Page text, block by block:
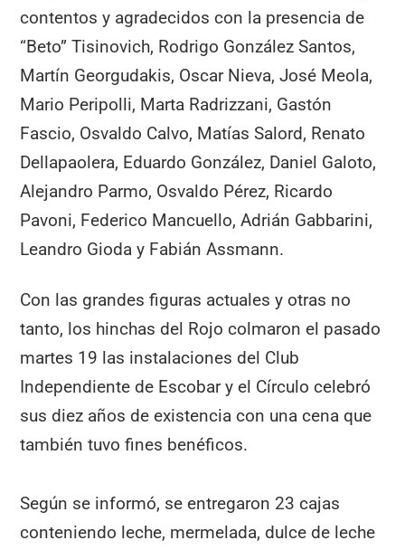
contentos y agradecidos con la presencia de
“Beto” Tisinovich, Rodrigo González Santos,
Martín Georgudakis, Oscar Nieva, José Meola,
Mario Peripolli, Marta Radrizzani, Gastón
Fascio, Osvaldo Calvo, Matías Salord, Renato
Dellapaolera, Eduardo González, Daniel Galoto,
Alejandro Parmo, Osvaldo Pérez, Ricardo
Pavoni, Federico Mancuello, Adrián Gabbarini,
Leandro Gioda y Fabián Assmann.
Con las grandes figuras actuales y otras no
tanto, los hinchas del Rojo colmaron el pasado
martes 19 las instalaciones del Club
Independiente de Escobar y el Círculo celebró
sus diez años de existencia con una cena que
también tuvo fines benéficos.
Según se informó, se entregaron 23 cajas
conteniendo leche, mermelada, dulce de leche